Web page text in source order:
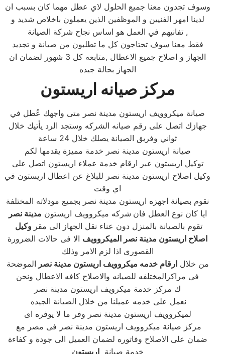
وسوف تجدون معنا جميع الحلول لاي عطل مهما كان بسبب ان
لدينا امهر الفنيين و الموظفين الذين يعملون باخلاص شديد و
تفانيهم في العمل هو اساس نجاح شركة الصيانة ,
فقط معنا سوف تحتاجون كل ما تطلبون من صيانة و تجديد
الجهاز و اصلاح جميع الاعطال ,متابعه كل 3 شهور لضمان ان
الجهاز بحالة جيده
مركز صيانه اريستون
صيانة ميكروويف اريستون مدينة نصر متى واجهك عُطل في
جهازك اتصل على رقم صيانه الشركه وستجد الرد يأتيك خلال
ثواني وفريق الصيانة يصلك خلال 24 ساعة
صيانة اريستون مدينة نصر خدمة مميزة يقدمها لكم
توكيل اريستون عبر ارقام خدمة عملاء اريستون اتصل على
وكيل اصلاح اريستون مدينة نصر للبلاغ عن اعطال اريستون في
اي وقت
نقوم بصيانة اجهزه اريستون مدينة نصر بجميع مودلاته المختلفة
ايا كان نوع العطل فان شركه ميكروويف اريستون مدينة نصر
تقوم بالصيانة بالمنزل دون عناء نقل الجهاز الى مقر وكيل
اصلاح اريستون مدينة نصر الميكروويف الا فى حالات الضرورة
القصورى اذا لزم الامر وذلك
من خلالارقام خدمه ميكروويف اريستون مدينة نصر الموضحة
فى مراكزالمختلفه للصيانه والاصلاح كافه الاعطال ونحن
ك مركز خدمة ميكرويف اريستون مدينة نصر
نعمل على خدمه عميلنا من خلال الصيانة الجيده
لميكروويف اريستون مدينة نصر وفر ما لا يوفره اى
ضمان على الاصلاح وفاتوره لضمان العميل الى جودة و كفاءة
خدمة صيانةاريستون